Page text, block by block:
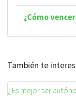
¿Cómo
También te
¿Es mejor ser